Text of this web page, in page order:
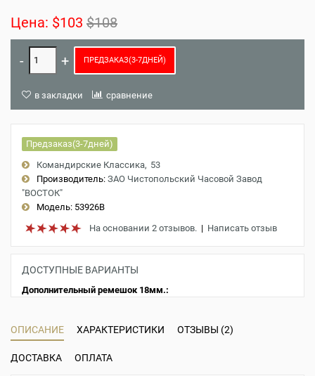
Цена: $103 $108
ПРЕДЗАКАЗ(3-7ДНЕЙ)
в закладки сравнение
Предзаказ(3-7дней)
Командирские Классика 53
Производитель: ЗАО Чистопольский Часовой Завод
"ВОСТОК"
Модель: 53926B
На основании 2 отзывов. | Написать отзыв
ДОСТУПНЫЕ ВАРИАНТЫ
Дополнительный ремешок 18мм.:
ОПИСАНИЕ ХАРАКТЕРИСТИКИ ОТЗЫВЫ (2)
ДОСТАВКА ОПЛАТА